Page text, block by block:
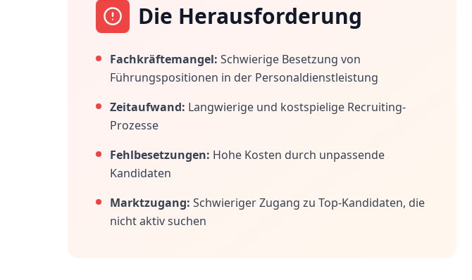
Die Herausforderung
Fachkräftemangel: Schwierige Besetzung von
Führungspositionen in der Personaldienstleistung
Zeitaufwand: Langwierige und kostspielige Recruiting-
Prozesse
Fehlbesetzungen: Hohe Kosten durch unpassende
Kandidaten
Marktzugang: Schwieriger Zugang zu Top-Kandidaten, die
nicht aktiv suchen